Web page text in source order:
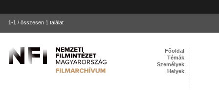
1-1 / összesen 1 találat
Főoldal
Témák
Személyek
Helyek